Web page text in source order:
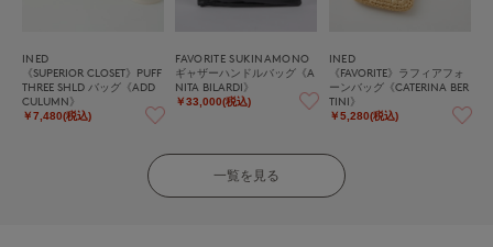
INED
《SUPERIOR CLOSET》PUFF
THREE SHLD バッグ《ADD
CULUMN》
￥7,480(税込)
FAVORITE SUKINAMONO
ギャザーハンドルバッグ《A
NITA BILARDI》
￥33,000(税込)
INED
《FAVORITE》ラフィアフォ
ーンバッグ《CATERINA BER
TINI》
￥5,280(税込)
一覧を見る